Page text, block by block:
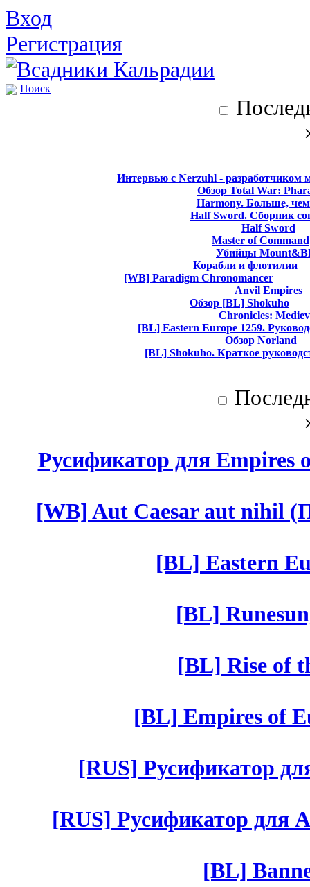
Вход
Регистрация
Поиск
Интервью с Nerzuhl - разработчиком
Обзор Total War:
Harmony. Больше,
Half Sword. Сборник
Half Sword
Master of Command
Убийцы
Корабли и флотилии
[WB] Paradigm Chronomancer
Anvil Empires
Обзор [BL] Shokuho
Chronicles:
[BL] Eastern Europe 1259.
Обзор Norland
[BL] Shokuho. Краткое
Русификатор для Empires
[WB] Aut Caesar aut nihil
[BL] Eastern
[BL]
[BL] Rise of
[BL] Empires of
[RUS] Русификатор
[RUS] Русификатор для
[BL]